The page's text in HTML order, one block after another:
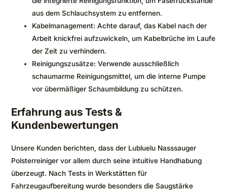
aus dem Schlauchsystem zu entfernen.
Kabelmanagement: Achte darauf, das Kabel nach der
Arbeit knickfrei aufzuwickeln, um Kabelbrüche im Laufe
der Zeit zu verhindern.
Reinigungszusätze: Verwende ausschließlich
schaumarme Reinigungsmittel, um die interne Pumpe
vor übermäßiger Schaumbildung zu schützen.
Erfahrung aus Tests &
Kundenbewertungen
Unsere Kunden berichten, dass der Lubluelu Nasssauger
Polsterreiniger vor allem durch seine intuitive Handhabung
überzeugt. Nach Tests in Werkstätten für
Fahrzeugaufbereitung wurde besonders die Saugstärke